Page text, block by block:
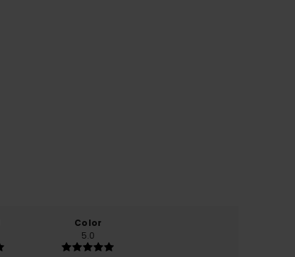
Color
5.0